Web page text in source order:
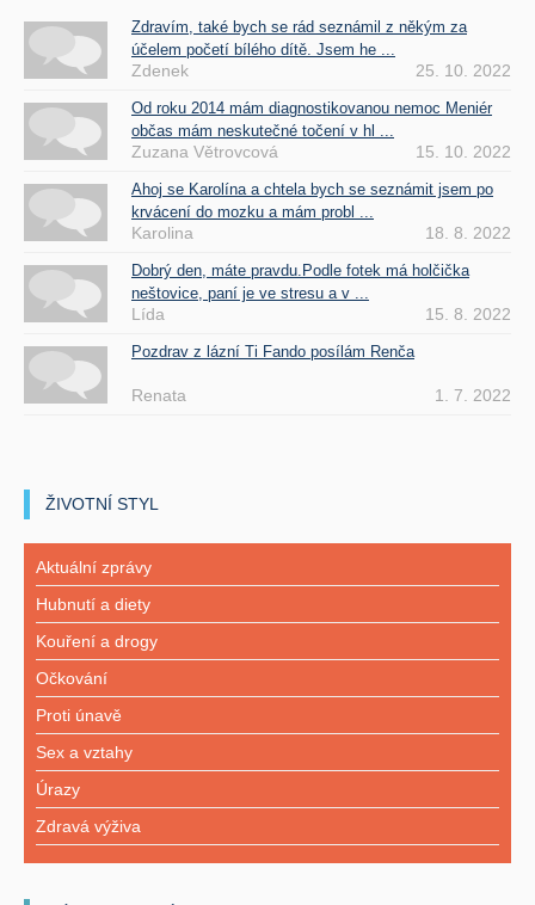
Zdravím, také bych se rád seznámil z někým za
účelem početí bílého dítě. Jsem he ...
Zdenek 25. 10. 2022
Od roku 2014 mám diagnostikovanou nemoc Meniér
občas mám neskutečné točení v hl ...
Zuzana Větrovcová 15. 10. 2022
Ahoj se Karolína a chtela bych se seznámit jsem po
krvácení do mozku a mám probl ...
Karolina 18. 8. 2022
Dobrý den, máte pravdu.Podle fotek má holčička
neštovice, paní je ve stresu a v ...
Lída 15. 8. 2022
Pozdrav z lázní Ti Fando posílám Renča
Renata 1. 7. 2022
ŽIVOTNÍ STYL
Aktuální zprávy
Hubnutí a diety
Kouření a drogy
Očkování
Proti únavě
Sex a vztahy
Úrazy
Zdravá výživa